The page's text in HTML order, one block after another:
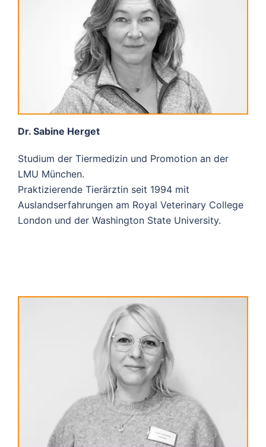
Dr. Sabine Herget
Studium der Tiermedizin und Promotion an der
LMU München.
Praktizierende Tierärztin seit 1994 mit
Auslandserfahrungen am Royal Veterinary College
London und der Washington State University.